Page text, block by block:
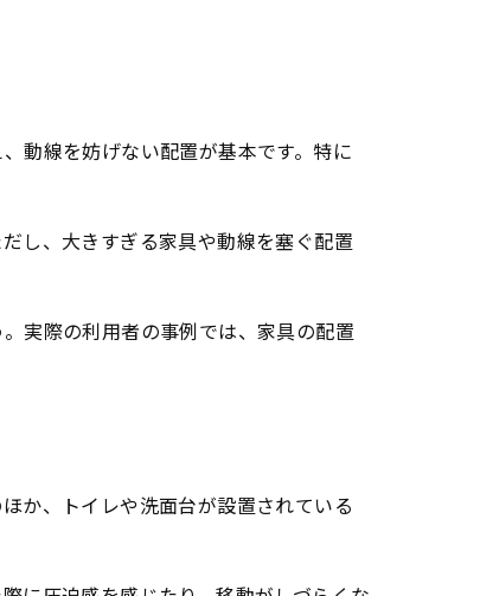
動線を妨げない配置が基本です。特に
し、大きすぎる家具や動線を塞ぐ配置
実際の利用者の事例では、家具の配置
か、トイレや洗面台が設置されている